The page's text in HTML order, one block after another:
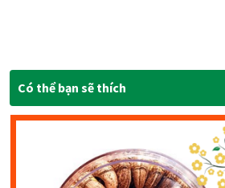
Có thể bạn sẽ thích